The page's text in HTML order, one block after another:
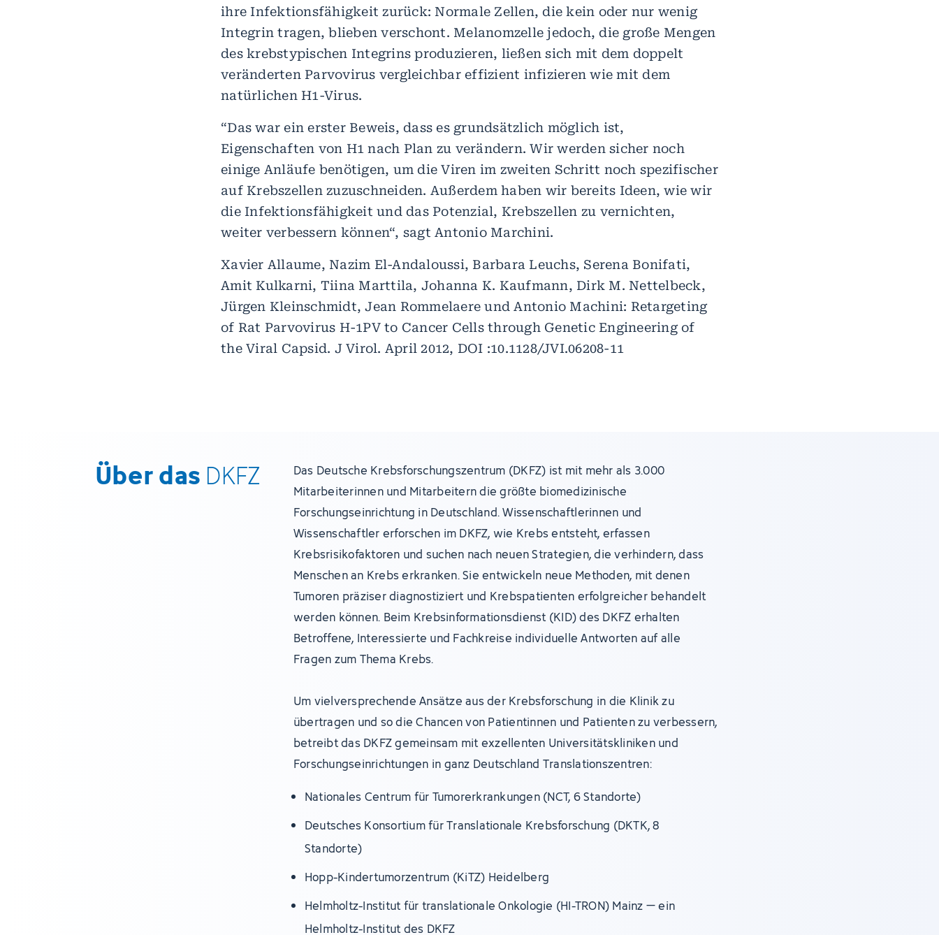
ihre Infektionsfähigkeit zurück: Normale Zellen, die kein oder nur wenig
Integrin tragen, blieben verschont. Melanomzelle jedoch, die große Mengen
des krebstypischen Integrins produzieren, ließen sich mit dem doppelt
veränderten Parvovirus vergleichbar effizient infizieren wie mit dem
natürlichen H1-Virus.
“Das war ein erster Beweis, dass es grundsätzlich möglich ist,
Eigenschaften von H1 nach Plan zu verändern. Wir werden sicher noch
einige Anläufe benötigen, um die Viren im zweiten Schritt noch spezifischer
auf Krebszellen zuzuschneiden. Außerdem haben wir bereits Ideen, wie wir
die Infektionsfähigkeit und das Potenzial, Krebszellen zu vernichten,
weiter verbessern können“, sagt Antonio Marchini.
Xavier Allaume, Nazim El-Andaloussi, Barbara Leuchs, Serena Bonifati,
Amit Kulkarni, Tiina Marttila, Johanna K. Kaufmann, Dirk M. Nettelbeck,
Jürgen Kleinschmidt, Jean Rommelaere und Antonio Machini: Retargeting
of Rat Parvovirus H-1PV to Cancer Cells through Genetic Engineering of
the Viral Capsid. J Virol. April 2012, DOI :10.1128/JVI.06208-11
Über das DKFZ
Das Deutsche Krebsforschungszentrum (DKFZ) ist mit mehr als 3.000
Mitarbeiterinnen und Mitarbeitern die größte biomedizinische
Forschungseinrichtung in Deutschland. Wissenschaftlerinnen und
Wissenschaftler erforschen im DKFZ, wie Krebs entsteht, erfassen
Krebsrisikofaktoren und suchen nach neuen Strategien, die verhindern, dass
Menschen an Krebs erkranken. Sie entwickeln neue Methoden, mit denen
Tumoren präziser diagnostiziert und Krebspatienten erfolgreicher behandelt
werden können. Beim Krebsinformationsdienst (KID) des DKFZ erhalten
Betroffene, Interessierte und Fachkreise individuelle Antworten auf alle
Fragen zum Thema Krebs.
Um vielversprechende Ansätze aus der Krebsforschung in die Klinik zu
übertragen und so die Chancen von Patientinnen und Patienten zu verbessern,
betreibt das DKFZ gemeinsam mit exzellenten Universitätskliniken und
Forschungseinrichtungen in ganz Deutschland Translationszentren:
Nationales Centrum für Tumorerkrankungen (NCT, 6 Standorte)
Deutsches Konsortium für Translationale Krebsforschung (DKTK, 8
Standorte)
Hopp-Kindertumorzentrum (KiTZ) Heidelberg
Helmholtz-Institut für translationale Onkologie (HI-TRON) Mainz – ein
Helmholtz-Institut des DKFZ